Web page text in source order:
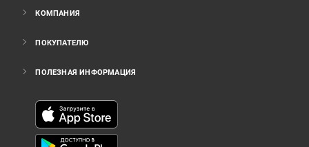
КОМПАНИЯ
ПОКУПАТЕЛЮ
ПОЛЕЗНАЯ ИНФОРМАЦИЯ